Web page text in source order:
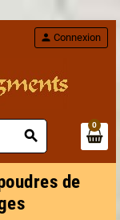
search
person Connexion
0
de